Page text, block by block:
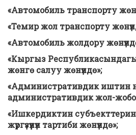
«Автомобиль транспорту
«Темир жол транспорту
«Автомобиль жолдору
«Кыргыз
жөнгө салуу жөнүндө»;
«Административдик иштин
административдик жол-
«Ишкердиктин субъекттерине
жүргүзүүнүн тартиби жөнүндө»;